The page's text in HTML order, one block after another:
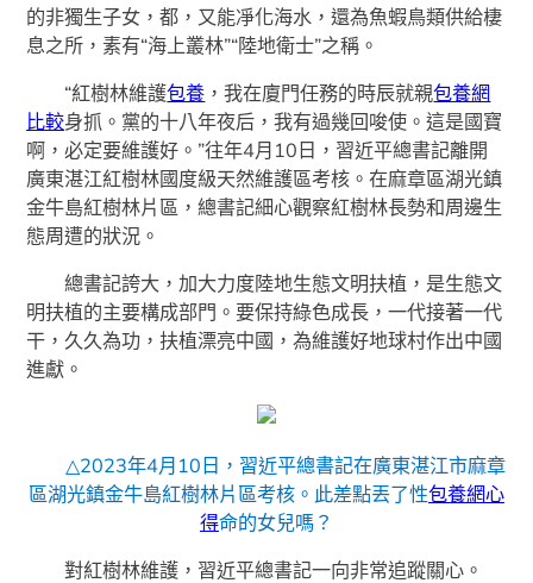
的非獨生子女，都，又能凈化海水，還為魚蝦鳥類供給棲
息之所，素有“海上叢林”“陸地衛士”之稱。
“紅樹林維護包養 ，我在廈門任務的時辰就親包養網
比較身抓。黨的十八年夜后，我有過幾回唆使。這是國寶
啊，必定要維護好。”往年4月10日，習近平總書記離開
廣東湛江紅樹林國度級天然維護區考核。在麻章區湖光鎮
金牛島紅樹林片區，總書記細心觀察紅樹林長勢和周邊生
態周遭的狀況。
總書記誇大，加大力度陸地生態文明扶植，是生態文
明扶植的主要構成部門。要保持綠色成長，一代接著一代
干，久久為功，扶植漂亮中國，為維護好地球村作出中國
進獻。
△2023年4月10日，習近平總書記在廣東湛江市麻章
區湖光鎮金牛島紅樹林片區考核。此差點丟了性包養網心
得命的女兒嗎？
對紅樹林維護，習近平總書記一向非常追蹤關心。